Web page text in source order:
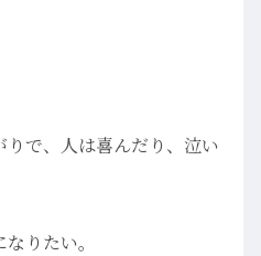
で、人は喜んだり、泣い
りたい。